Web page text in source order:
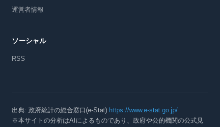
運営者情報
ソーシャル
RSS
出典: 政府統計の総合窓口(e-Stat) https://www.e-stat.go.jp/
※本サイトの分析はAIによるものであり、政府や公的機関の公式見